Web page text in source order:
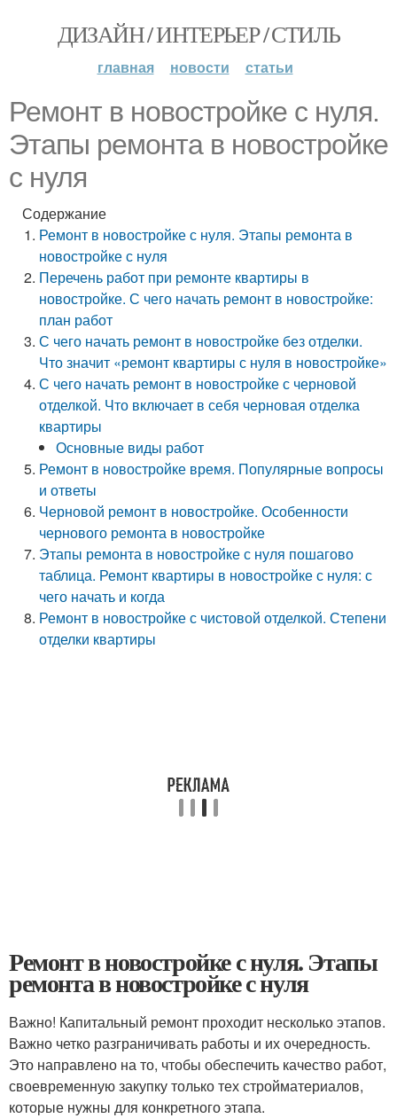
ДИЗАЙН / ИНТЕРЬЕР / СТИЛЬ
главная новости статьи
Ремонт в новостройке с нуля.
Этапы ремонта в новостройке
с нуля
Содержание
Ремонт в новостройке с нуля. Этапы ремонта в
новостройке с нуля
Перечень работ при ремонте квартиры в
новостройке. С чего начать ремонт в новостройке:
план работ
С чего начать ремонт в новостройке без отделки.
Что значит «ремонт квартиры с нуля в новостройке»
С чего начать ремонт в новостройке с черновой
отделкой. Что включает в себя черновая отделка
квартиры
Основные виды работ
Ремонт в новостройке время. Популярные вопросы
и ответы
Черновой ремонт в новостройке. Особенности
чернового ремонта в новостройке
Этапы ремонта в новостройке с нуля пошагово
таблица. Ремонт квартиры в новостройке с нуля: с
чего начать и когда
Ремонт в новостройке с чистовой отделкой. Степени
отделки квартиры
Ремонт в новостройке с нуля. Этапы
ремонта в новостройке с нуля
Важно! Капитальный ремонт проходит несколько этапов.
Важно четко разграничивать работы и их очередность.
Это направлено на то, чтобы обеспечить качество работ,
своевременную закупку только тех стройматериалов,
которые нужны для конкретного этапа.